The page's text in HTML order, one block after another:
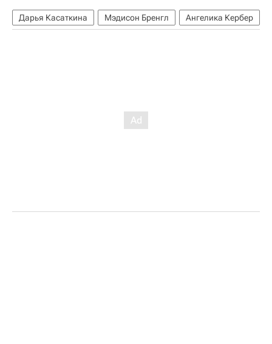
Дарья Касаткина Мэдисон Бренгл Ангелика Кербер